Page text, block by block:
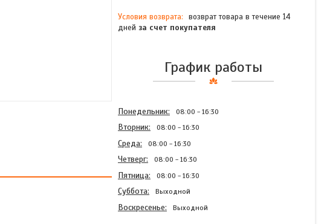
возврат товара в течение 14
дней за счет покупателя
График работы
Понедельник 08:00 16:30
Вторник 08:00 16:30
Среда 08:00 16:30
Четверг 08:00 16:30
Пятница 08:00 16:30
Суббота Выходной
Воскресенье Выходной